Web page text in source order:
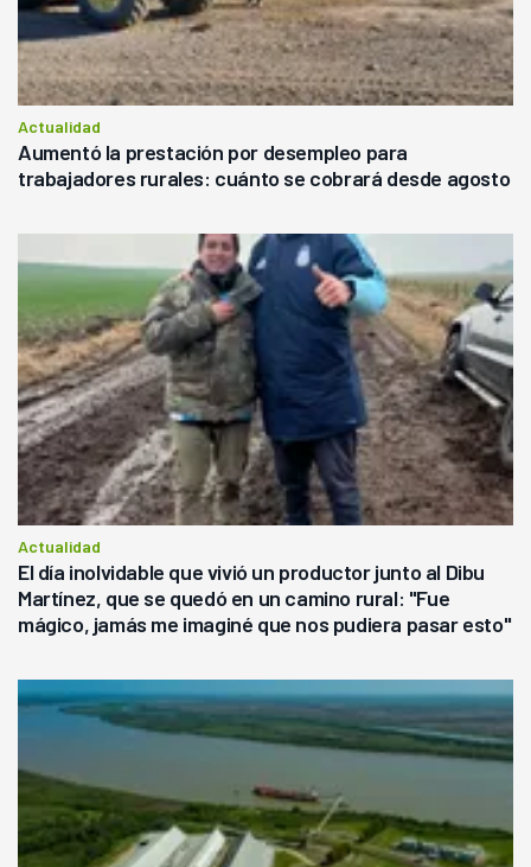
Actualidad
Aumentó la prestación por desempleo para
trabajadores rurales: cuánto se cobrará desde agosto
Actualidad
El día inolvidable que vivió un productor junto al Dibu
Martínez, que se quedó en un camino rural: "Fue
mágico, jamás me imaginé que nos pudiera pasar esto"